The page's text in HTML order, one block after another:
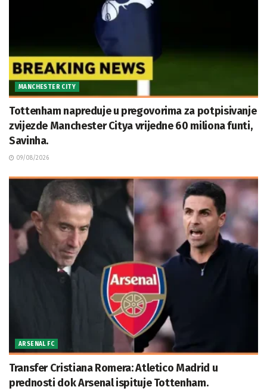
MANCHESTER CITY
Tottenham napreduje u pregovorima za potpisivanje
zvijezde Manchester Citya vrijedne 60 miliona funti,
Savinha.
09/08/2026
ARSENAL FC
Transfer Cristiana Romera: Atletico Madrid u
prednosti dok Arsenal ispituje Tottenham.